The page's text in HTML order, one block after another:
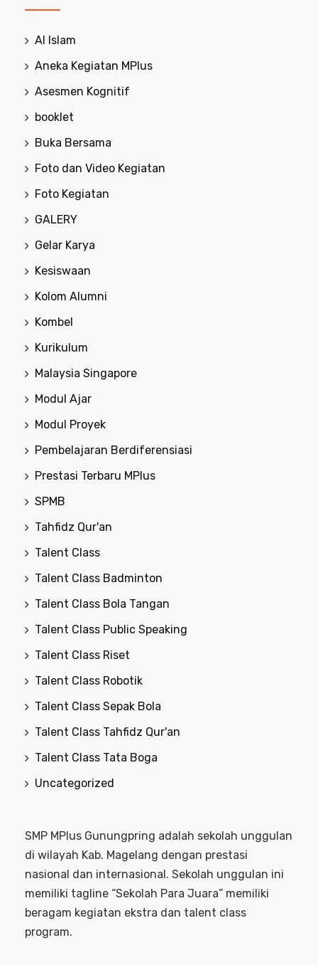
Al Islam
Aneka Kegiatan MPlus
Asesmen Kognitif
booklet
Buka Bersama
Foto dan Video Kegiatan
Foto Kegiatan
GALERY
Gelar Karya
Kesiswaan
Kolom Alumni
Kombel
Kurikulum
Malaysia Singapore
Modul Ajar
Modul Proyek
Pembelajaran Berdiferensiasi
Prestasi Terbaru MPlus
SPMB
Tahfidz Qur'an
Talent Class
Talent Class Badminton
Talent Class Bola Tangan
Talent Class Public Speaking
Talent Class Riset
Talent Class Robotik
Talent Class Sepak Bola
Talent Class Tahfidz Qur'an
Talent Class Tata Boga
Uncategorized
SMP MPlus Gunungpring adalah sekolah unggulan
di wilayah Kab. Magelang dengan prestasi
nasional dan internasional. Sekolah unggulan ini
memiliki tagline “Sekolah Para Juara” memiliki
beragam kegiatan ekstra dan talent class
program.